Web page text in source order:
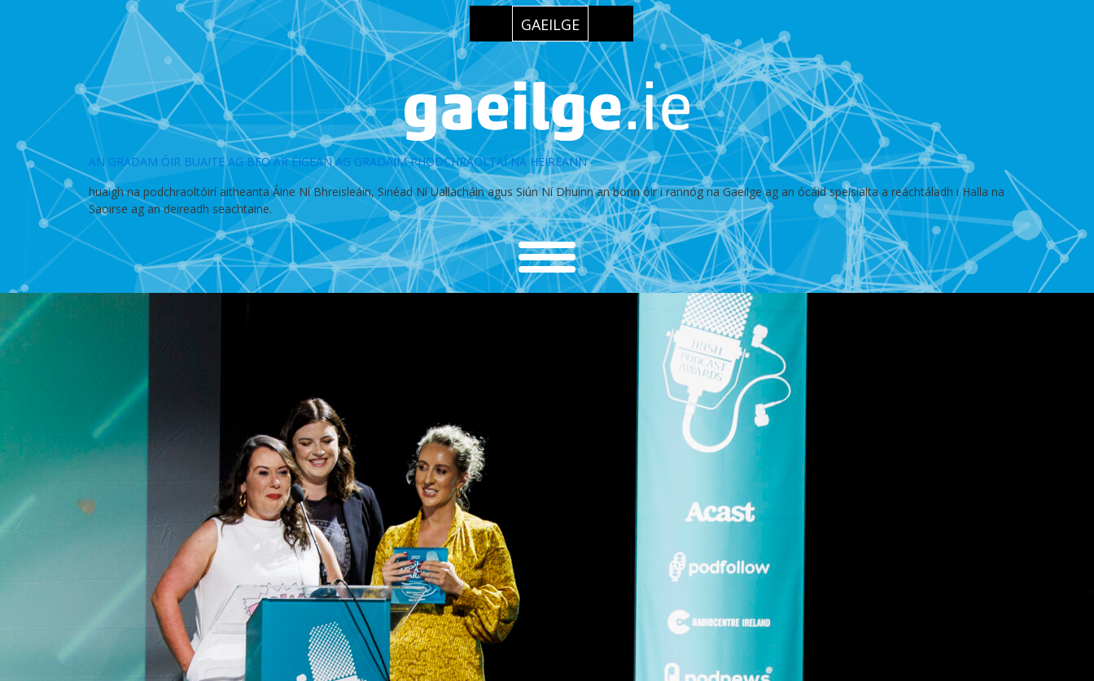
GAEILGE
AN GRADAM ÓIR BUAITE AG BEO AR ÉIGEAN AG GRADAIM PHODCHRAOLTAÍ NA HÉIREANN
huaigh na podchraoltóirí aitheanta Áine Ní Bhreisleáin, Sinéad Ní Uallacháin agus Siún Ní Dhuinn an bonn óir i rannóg na Gaeilge ag an ócáid speisialta a reáchtáladh i Halla na
Saoirse ag an deireadh seachtaine.